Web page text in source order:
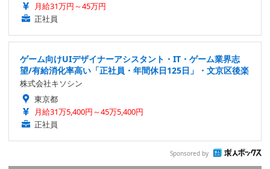
月給31万円～45万円
正社員
ゲーム向けUIデザイナーアシスタント・IT・ゲーム業界志
望/有給消化率高い「正社員・年間休日125日」・文京区後楽
株式会社キソシン
東京都
月給31万5,400円～45万5,400円
正社員
Sponsored by